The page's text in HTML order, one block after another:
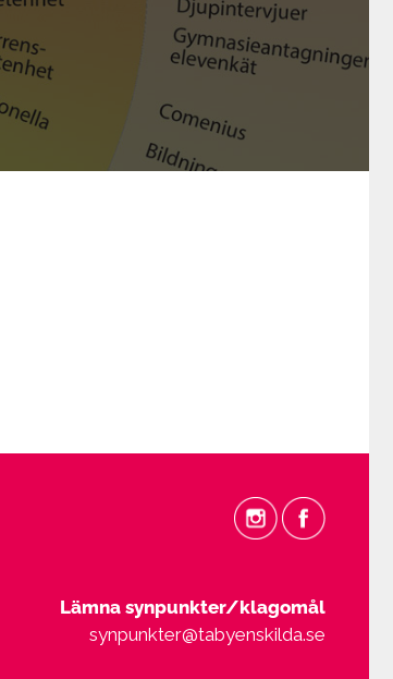
Lämna synpunkter/klagomål
synpunkter@tabyenskilda.se